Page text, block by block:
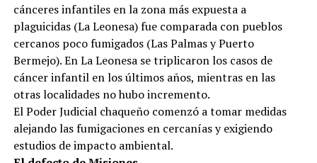
cánceres infantiles en la zona más expuesta a
plaguicidas (La Leonesa) fue comparada con pueblos
cercanos poco fumigados (Las Palmas y Puerto
Bermejo). En La Leonesa se triplicaron los casos de
cáncer infantil en los últimos años, mientras en las
otras localidades no hubo incremento.
El Poder Judicial chaqueño comenzó a tomar medidas
alejando las fumigaciones en cercanías y exigiendo
estudios de impacto ambiental.